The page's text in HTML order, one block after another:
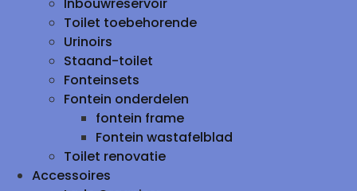
Toilet toebehorende
Urinoirs
Staand-toilet
Fonteinsets
Fontein onderdelen
fontein frame
Fontein wastafelblad
Toilet renovatie
Accessoires